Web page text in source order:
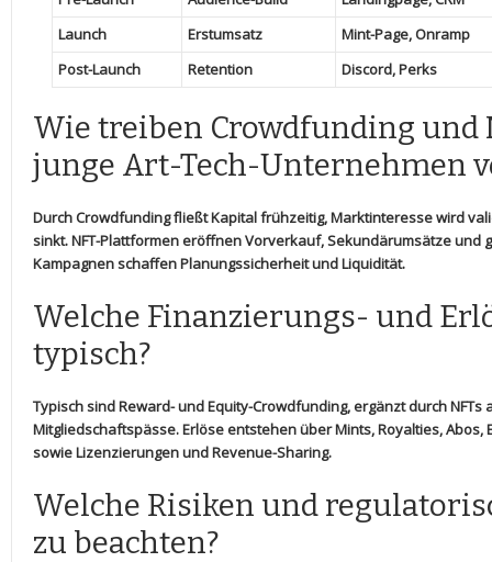
Launch
Erstumsatz
Mint-Page, Onramp
Post-Launch
Retention Discord, Perks
Wie treiben Crowdfunding ‍und
‌junge Art-Tech-Unternehmen
Durch Crowdfunding fließt Kapital ⁣frühzeitig, Marktinteresse wird
sinkt. NFT-Plattformen eröffnen⁣ Vorverkauf, ‌Sekundärumsätze und‌
Kampagnen schaffen Planungssicherheit und Liquidität.
Welche Finanzierungs- und
typisch?
Typisch sind⁢ Reward- und Equity-Crowdfunding, ergänzt durch NFTs
Mitgliedschaftspässe. Erlöse entstehen⁣ über Mints, Royalties, Abos,
sowie Lizenzierungen und ⁢Revenue-Sharing.
Welche ⁢Risiken und
zu beachten?